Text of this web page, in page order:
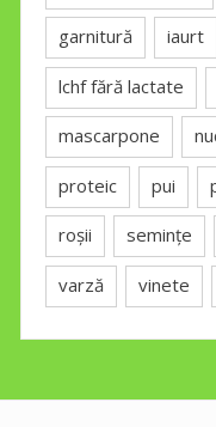
garnitură iaurt
lchf fără lactate
mascarpone
proteic pui
roșii semințe
varză vinete